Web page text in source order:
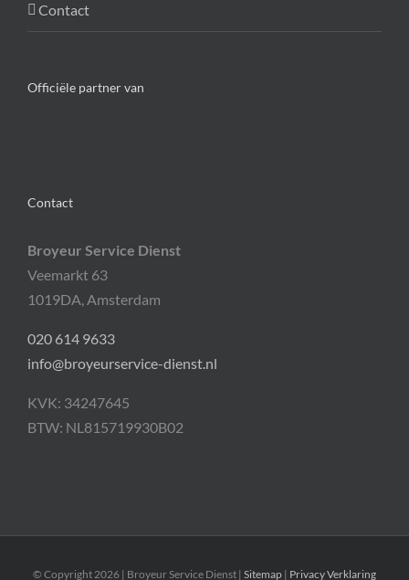
Contact
Officiële partner van
Contact
Broyeur Service Dienst
Veemarkt 63
1019DA, Amsterdam
020 614 9633
info@broyeurservice-dienst.nl
KVK: 34247645
BTW: NL815719930B02
© Copyright2026 | Broyeur Service Dienst | Sitemap | Privacy Verklaring